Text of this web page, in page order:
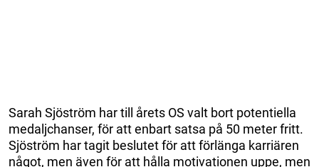
Sarah Sjöström har till årets OS valt bort potentiella
medaljchanser, för att enbart satsa på 50 meter fritt.
Sjöström har tagit beslutet för att förlänga karriären
något, men även för att hålla motivationen uppe, men